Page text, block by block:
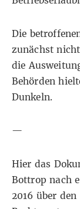
Die
zunächst
die
Behörden
Dunkeln.
—
Hier das
Bottrop nach
2016 über